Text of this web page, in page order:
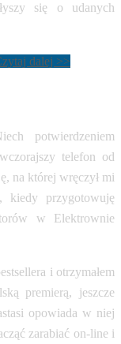
się o udanych
dalej >>
potwierdzeniem
telefon od
na której wręczył mi
kiedy przygotowuję
w Elektrownie
i otrzymałem
premierą, jeszcze
opowiada w niej
zarabiać on-line i